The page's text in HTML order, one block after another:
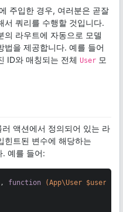
주입한 경우, 여러분은 곧잘
서 쿼리를 수행할 것입니다.
의 라우트에 자동으로 모델
법을 제공합니다. 예를 들어
ID와 매칭되는 전체 User 모
액션에서 정의되어 있는 라
힌트된 변수에 해당하는
. 예를 들어:
, function (App\User $user)